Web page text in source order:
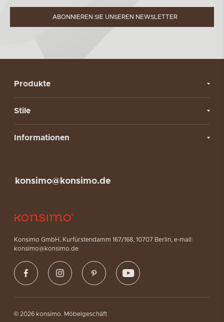
ABONNIEREN SIE UNSEREN NEWSLETTER
Produkte
Stile
Informationen
Konsimo GmbH, Kurfürstendamm 167/168, 10707 Berlin, e-mail:
konsimo@konsimo.de
konsimo@konsimo.de
© 2026 konsimo. Möbelgeschäft